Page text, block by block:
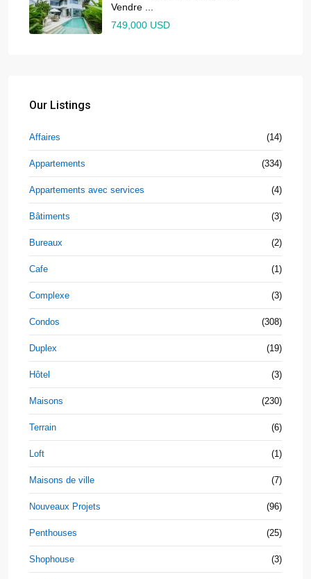
Vendre ...
749,000 USD
Our Listings
Affaires (14)
Appartements (334)
Appartements avec services (4)
Bâtiments (3)
Bureaux (2)
Cafe (1)
Complexe (3)
Condos (308)
Duplex (19)
Hôtel (3)
Maisons (230)
Terrain (6)
Loft (1)
Maisons de ville (7)
Nouveaux Projets (96)
Penthouses (25)
Shophouse (3)